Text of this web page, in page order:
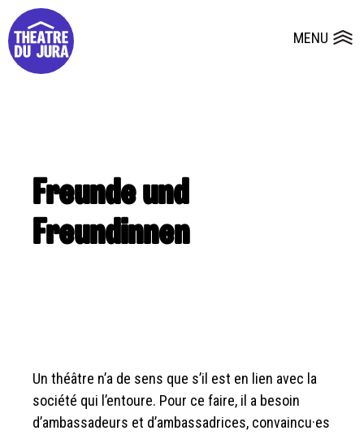
MENU
Presse Dépôts de dossiers
Freunde und
Freundinnen
Un théâtre n’a de sens que s’il est en lien avec la
société qui l’entoure. Pour ce faire, il a besoin
d’ambassadeurs et d’ambassadrices, convaincu·es